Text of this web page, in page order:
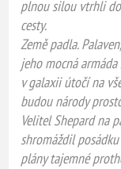
plnou silou vtrhli
cesty.
Země padla.
jeho mocná
v galaxii útočí na
budou národy
Velitel Shepard na
shromáždil
plány tajemné